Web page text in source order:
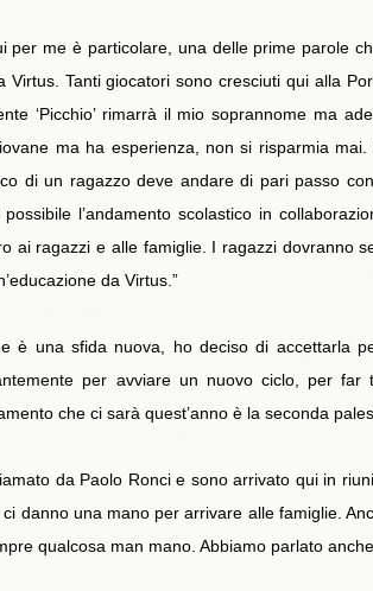
per me è particolare, una delle prime parole
Virtus. Tanti giocatori sono cresciuti qui alla
‘Picchio’ rimarrà il mio soprannome ma
ma ha esperienza, non si risparmia
di un ragazzo deve andare di pari passo
l’andamento scolastico in
ai ragazzi e alle famiglie. I ragazzi dovranno
da Virtus.”
è una sfida nuova, ho deciso di accettarla
per avviare un nuovo ciclo, per
che ci sarà quest’anno è la seconda
da Paolo Ronci e sono arrivato qui in
danno una mano per arrivare alle famiglie.
qualcosa man mano. Abbiamo parlato